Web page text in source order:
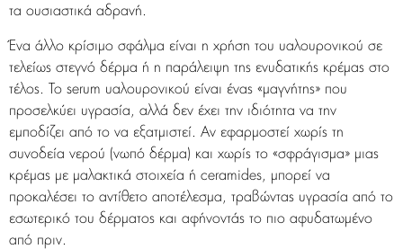
τα ουσιαστικά αδρανή.
Ένα άλλο κρίσιμο σφάλμα είναι η χρήση του υαλουρονικού σε
τελείως στεγνό δέρμα ή η παράλειψη της ενυδατικής κρέμας στο
τέλος. Το serum υαλουρονικού είναι ένας «μαγνήτης» που
προσελκύει υγρασία, αλλά δεν έχει την ιδιότητα να την
εμποδίζει από το να εξατμιστεί. Αν εφαρμοστεί χωρίς τη
συνοδεία νερού (νωπό δέρμα) και χωρίς το «σφράγισμα» μιας
κρέμας με μαλακτικά στοιχεία ή ceramides, μπορεί να
προκαλέσει το αντίθετο αποτέλεσμα, τραβώντας υγρασία από το
εσωτερικό του δέρματος και αφήνοντάς το πιο αφυδατωμένο
από πριν.